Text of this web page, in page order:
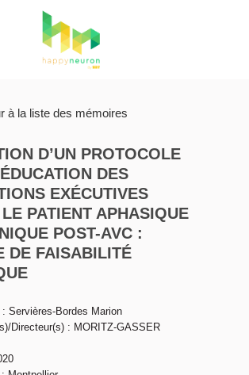
à la liste des mémoires
D’UN PROTOCOLE
DES
EXÉCUTIVES
PATIENT APHASIQUE
POST-AVC :
DE FAISABILITÉ
Servières-Bordes Marion
Directeur(s) : MORITZ-GASSER